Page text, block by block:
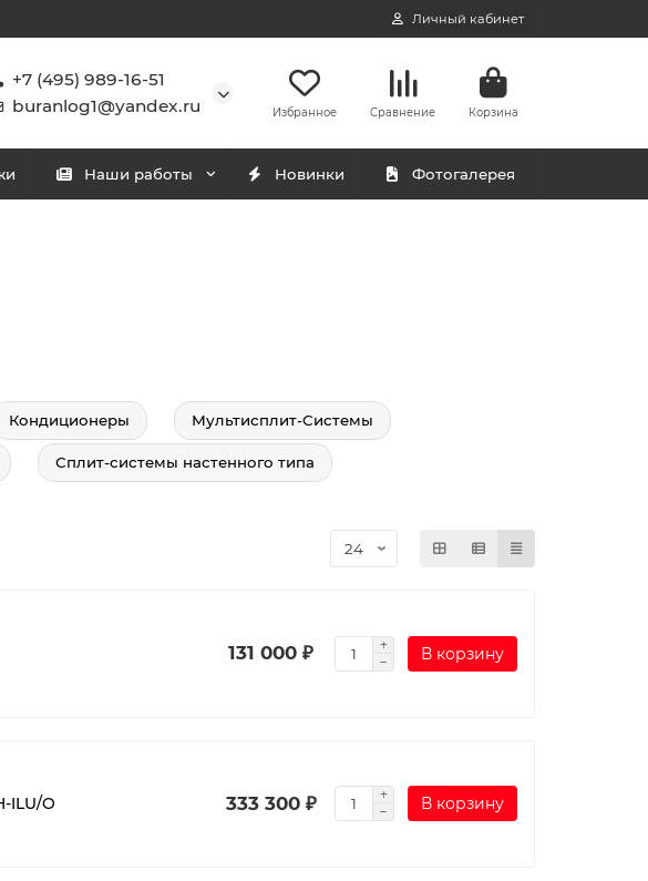
Личный кабинет
+7 (495) 989-16-51
buranlog1@yandex.ru
Избранное Сравнение Корзина
Наши работы Новинки Фотогалерея
Кондиционеры Мультисплит-Системы
Сплит-системы настенного типа
131 000 ₽ В корзину
ILU/O 333 300 ₽ В корзину